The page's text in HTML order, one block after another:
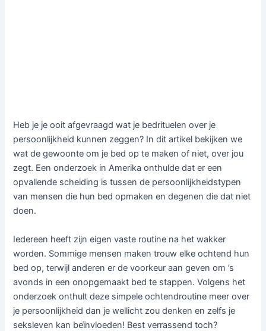
Heb je je ooit afgevraagd wat je bedrituelen over je
persoonlijkheid kunnen zeggen? In dit artikel bekijken we
wat de gewoonte om je bed op te maken of niet, over jou
zegt. Een onderzoek in Amerika onthulde dat er een
opvallende scheiding is tussen de persoonlijkheidstypen
van mensen die hun bed opmaken en degenen die dat niet
doen.
Iedereen heeft zijn eigen vaste routine na het wakker
worden. Sommige mensen maken trouw elke ochtend hun
bed op, terwijl anderen er de voorkeur aan geven om ’s
avonds in een onopgemaakt bed te stappen. Volgens het
onderzoek onthult deze simpele ochtendroutine meer over
je persoonlijkheid dan je wellicht zou denken en zelfs je
seksleven kan beïnvloeden! Best verrassend toch?